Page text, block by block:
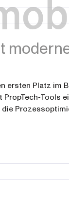
ersten Platz im
Tools